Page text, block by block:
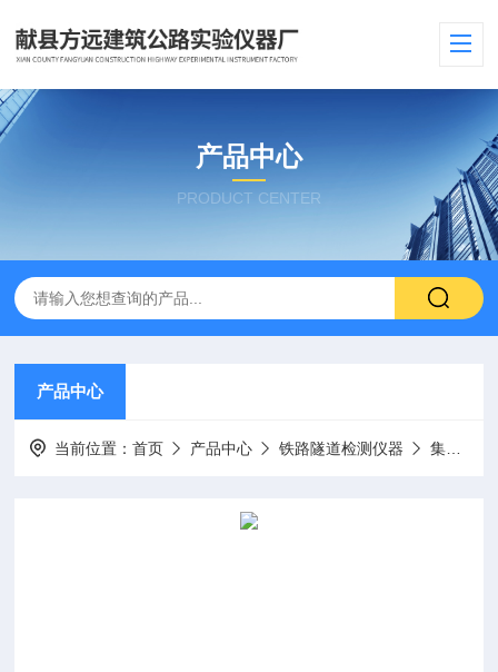
产品中心
PRODUCT CENTER
产品中心
当前位置：首页 产品中心 铁路隧道检测仪器 集料坚固性试验仪